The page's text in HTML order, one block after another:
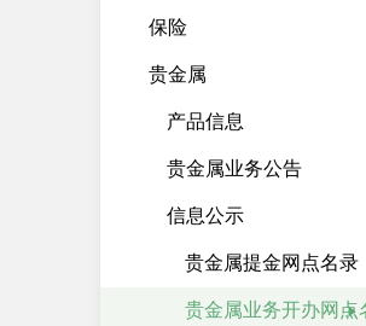
保险
贵金属
产品信息
贵金属业务公告
信息公示
贵金属提金网点名录
贵金属业务开办网点